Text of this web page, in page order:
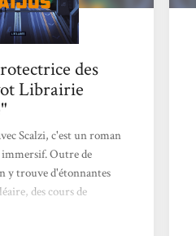
des
Librairie
Scalzi, c'est un roman
Outre de
y trouve d'étonnantes
des cours de
pour porter des trucs".